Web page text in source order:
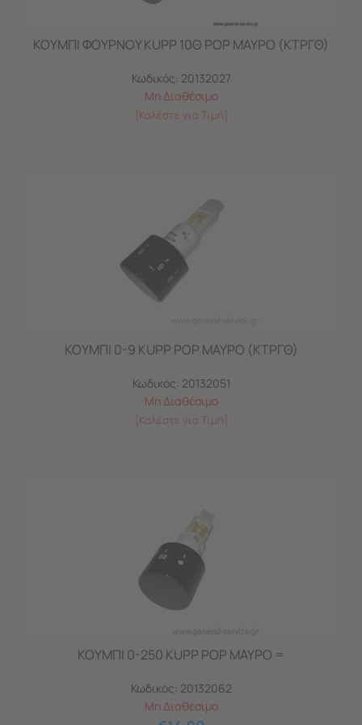
ΚΟΥΜΠΙ ΦΟΥΡΝΟΥ KUPP 10Θ POP ΜΑΥΡΟ (ΚΤΡΓΘ)
Κωδικός: 20132027
Μη Διαθέσιμο
[Καλέστε για Τιμή]
ΚΟΥΜΠΙ 0-9 KUPP POP ΜΑΥΡΟ (ΚΤΡΓΘ)
Κωδικός: 20132051
Μη Διαθέσιμο
[Καλέστε για Τιμή]
ΚΟΥΜΠΙ 0-250 KUPP POP ΜΑΥΡΟ =
Κωδικός: 20132062
Μη Διαθέσιμο